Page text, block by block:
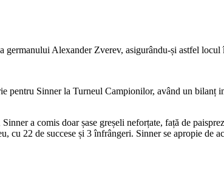
Alexander Zverev, asigurându-și astfel
pentru Sinner la Turneul Campionilor, având un bilanț
a comis doar șase greșeli neforțate, față de
22 de succese și 3 înfrângeri. Sinner se apropie de